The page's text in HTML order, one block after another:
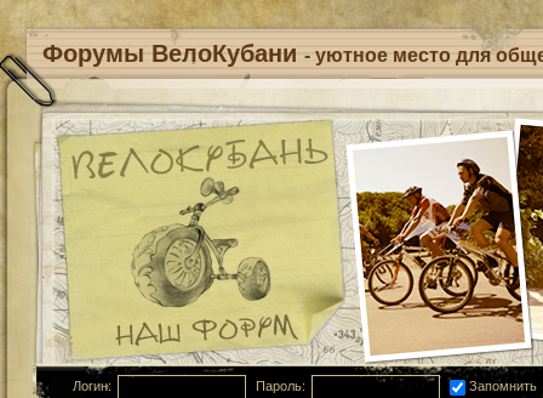
Форумы ВелоКубани - уютное место для
Логин: Пароль: Запомнить